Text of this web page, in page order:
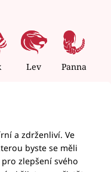
Lev Panna
a zdrženliví. Ve
byste se měli
zlepšení svého